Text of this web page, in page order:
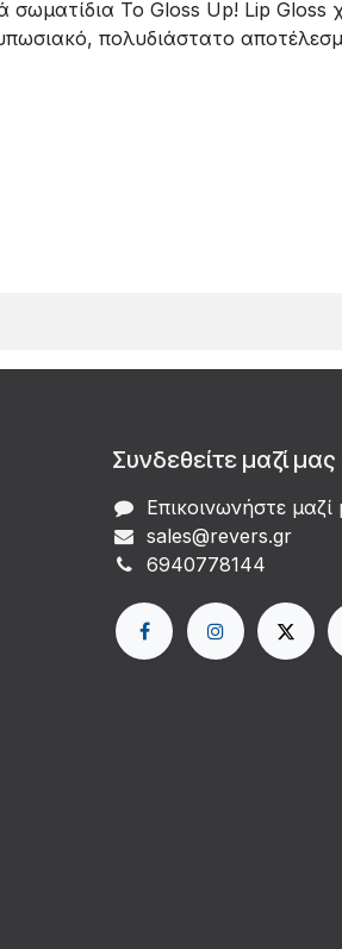
Το Gloss Up! Lip Gloss
πολυδιάστατο
Συνδεθείτε μαζί μας
Επικοινωνήστε μαζί
sales@revers.gr
6940778144